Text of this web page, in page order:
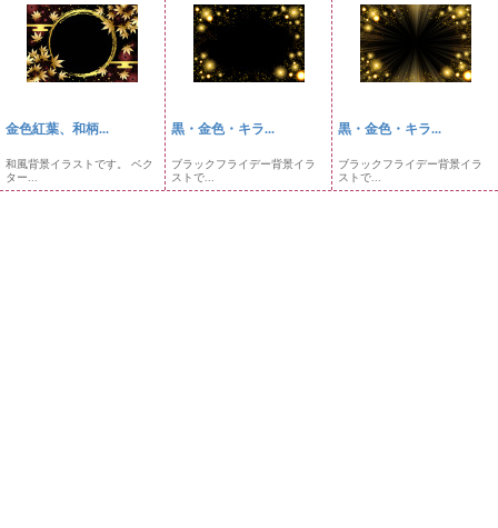
金色紅葉、和柄...
和風背景イラストです。 ベク
ター...
黒・金色・キラ...
ブラックフライデー背景イラ
ストで...
黒・金色・キラ...
ブラックフライデー背景イラ
ストで...